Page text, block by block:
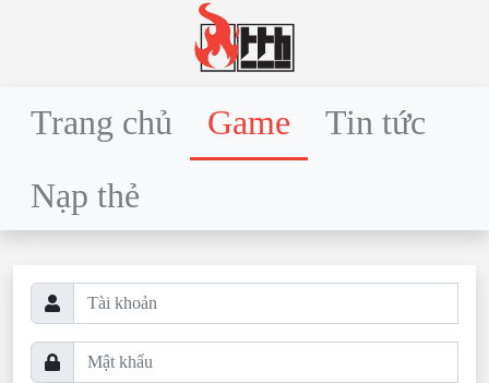
Trang chủ Game
Tin tức
Nạp thẻ